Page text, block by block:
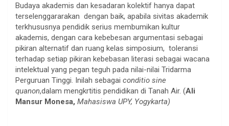
Budaya akademis dan kesadaran kolektif hanya dapat
terselenggararakan dengan baik, apabila sivitas akademik
terkhususnya pendidik serius membumikan kultur
akademis, dengan cara kebebesan argumentasi sebagai
pikiran alternatif dan ruang kelas simposium, toleransi
terhadap setiap pikiran kebebasan literasi sebagai wacana
intelektual yang pegan teguh pada nilai-nilai Tridarma
Perguruan Tinggi. Inilah sebagai conditio sine
quanon,dalam mengkrtitis pendidikan di Tanah Air. (Ali
Mansur Monesa, Mahasiswa UPY, Yogykarta)